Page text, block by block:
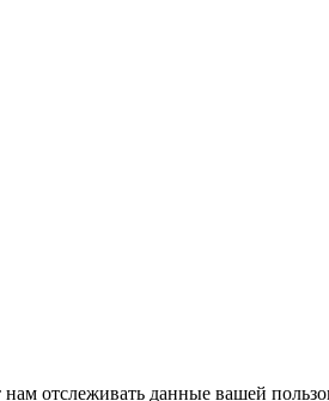
отслеживать данные вашей